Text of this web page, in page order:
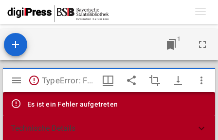
1
Mirador
Viewer
TypeError: Failed to fetch
Es ist ein Fehler aufgetreten
Technische Details